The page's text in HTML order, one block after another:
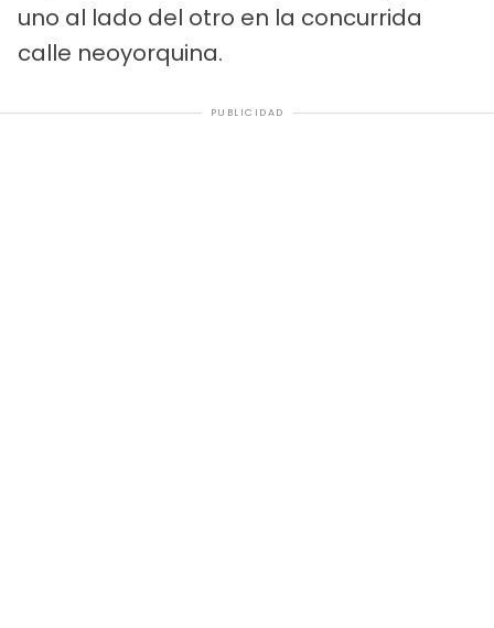
uno al lado del otro en la concurrida
calle neoyorquina.
PUBLICIDAD